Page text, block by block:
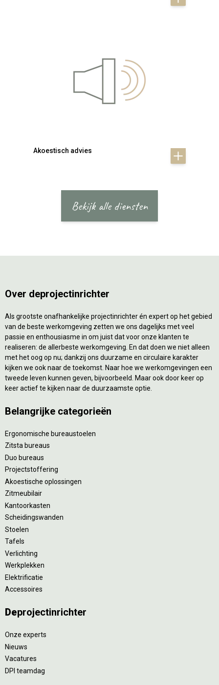
Akoestisch advies
Bekijk alle diensten
Over deprojectinrichter
Als grootste onafhankelijke projectinrichter én expert op het gebied
van de beste werkomgeving zetten we ons dagelijks met veel
passie en enthousiasme in om juist dat voor onze klanten te
realiseren: de allerbeste werkomgeving. En dat doen we niet alleen
met het oog op nu; dankzij ons duurzame en circulaire karakter
kijken we ook naar de toekomst. Naar hoe we werkomgevingen een
tweede leven kunnen geven, bijvoorbeeld. Maar ook door keer op
keer actief te kijken naar de duurzaamste optie.
Belangrijke categorieën
Ergonomische bureaustoelen
Zitsta bureaus
Duo bureaus
Projectstoffering
Akoestische oplossingen
Zitmeubilair
Kantoorkasten
Scheidingswanden
Stoelen
Tafels
Verlichting
Werkplekken
Elektrificatie
Accessoires
Deprojectinrichter
Onze experts
Nieuws
Vacatures
DPI teamdag